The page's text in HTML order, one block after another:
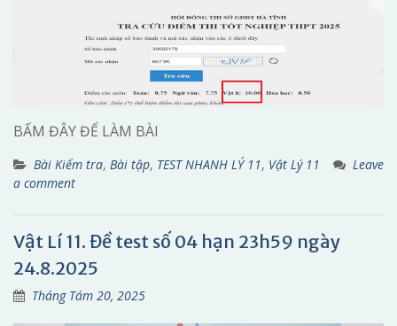
BẤM ĐÂY ĐỂ LÀM BÀI
Bài Kiểm tra, Bài tập, TEST NHANH LÝ 11, Vật Lý 11
Leave
a comment
Vật Lí 11. Đề test số 04 hạn 23h59 ngày
24.8.2025
Tháng Tám 20, 2025